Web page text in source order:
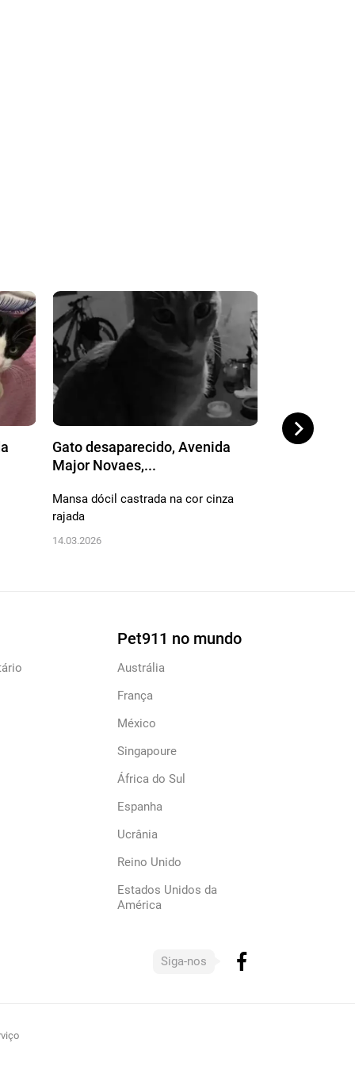
Gato desaparecido, Avenida
Major Novaes,...
Mansa dócil castrada na cor cinza
rajada
14.03.2026
Gato
Pet911 no mundo
Austrália
França
México
Singapoure
África do Sul
Espanha
Ucrânia
Reino Unido
Estados Unidos da
América
Siga-nos